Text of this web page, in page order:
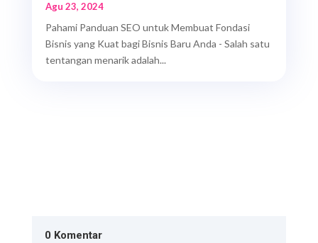
Agu 23, 2024
Pahami Panduan SEO untuk Membuat Fondasi
Bisnis yang Kuat bagi Bisnis Baru Anda - Salah satu
tentangan menarik adalah...
0 Komentar